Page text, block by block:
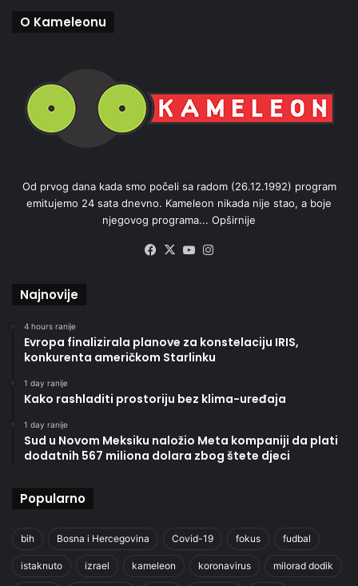
O Kameleonu
Od prvog dana kada smo počeli sa radom (26.12.1992) program
emitujemo 24 sata dnevno. Kameleon nikada nije stao, a boje
njegovog programa... Opširnije
Facebook
X YouTube
Najnovije
4 hours ranije
Evropa finalizirala planove za konstelaciju IRIS,
konkurenta američkom Starlinku
1 day ranije
Kako rashladiti prostoriju bez klima-uređaja
1 day ranije
Sud u Novom Meksiku naložio Meta kompaniji da plati
dodatnih 567 miliona dolara zbog štete djeci
Popularno
bih Bosna i Hercegovina Covid-19 fokus fudbal
istaknuto izrael kameleon koronavirus milorad dodik